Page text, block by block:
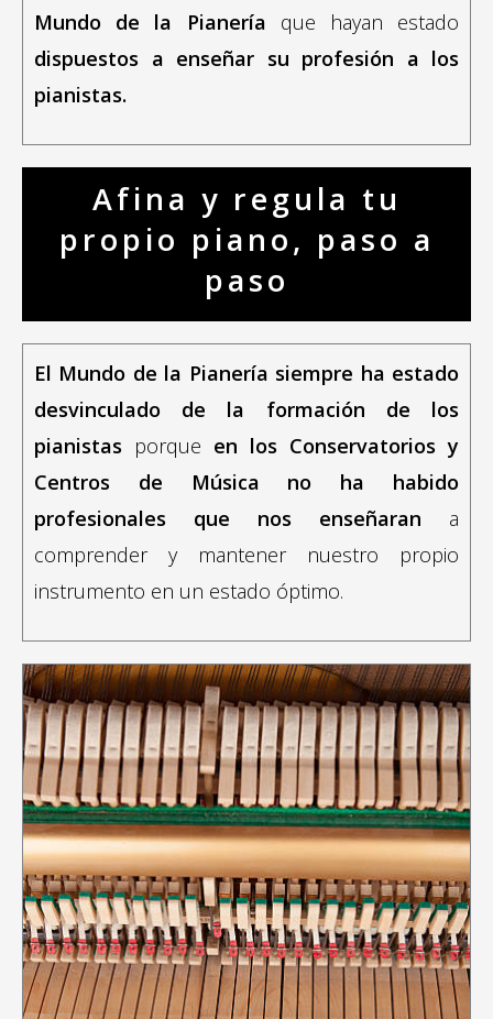
Mundo de la Pianería que hayan estado
dispuestos a enseñar su profesión a los
pianistas.
Afina y regula tu
propio piano, paso a
paso
El Mundo de la Pianería siempre ha estado
desvinculado de la formación de los
pianistas porque en los Conservatorios y
Centros de Música no ha habido
profesionales
que nos enseñaran a
comprender y mantener nuestro propio
instrumento en un estado óptimo.